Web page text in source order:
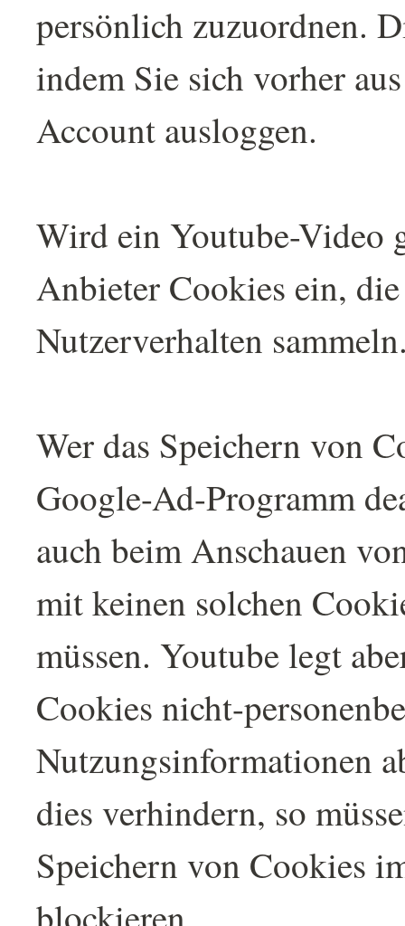
persönlich zuzuordnen.
indem Sie sich vorher
Account ausloggen.
Wird ein Youtube-Video
Anbieter Cookies ein,
Nutzerverhalten
Wer das Speichern von
Google-Ad-Programm
auch beim Anschauen
mit keinen solchen
müssen. Youtube legt
Cookies nicht-
Nutzungsinformationen
dies verhindern, so
Speichern von Cookies